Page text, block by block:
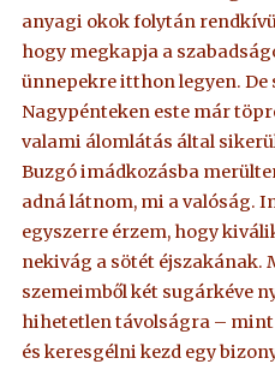
anyagi okok folytán
hogy megkapja a
ünnepekre itthon legyen.
Nagypénteken este már
valami álomlátás által
Buzgó imádkozásba
adná látnom, mi a valóság.
egyszerre érzem, hogy
nekivág a sötét éjszakának.
szemeimből két sugárkéve
hihetetlen távolságra –
és keresgélni kezd egy